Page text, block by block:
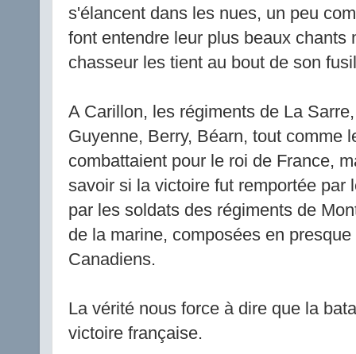
s'élancent dans les nues, un peu
font entendre leur plus beaux chants
chasseur les tient au bout de son
A Carillon, les régiments de La
Guyenne, Berry, Béarn, tout comme
combattaient pour le roi de France,
savoir si la victoire fut remportée par
par les soldats des régiments de
de la marine, composées en
Canadiens.
La vérité nous force à dire que la
victoire française.